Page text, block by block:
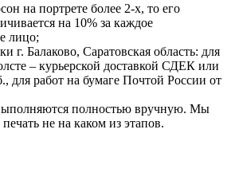
на портрете более 2-х, то его
на 10% за каждое
лицо;
г. Балаково, Саратовская область: для
– курьерской доставкой СДЕК или
для работ на бумаге Почтой России от
полностью вручную. Мы
не на каком из этапов.